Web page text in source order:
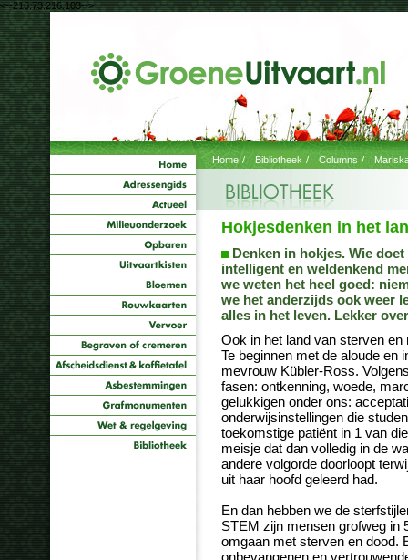
<--216.73.216.103-->
Home / Bibliotheek / Columns /
Hokjesdenken in het
Denken in hokjes. Wie
intelligent en weldenkend
we weten het heel goed:
we het anderzijds ook weer
alles in het leven. Lekker
Ook in het land van sterven
Te beginnen met de aloude en
mevrouw Kübler-Ross.
fasen: ontkenning, woede,
gelukkigen onder ons:
onderwijsinstellingen die
toekomstige patiënt in 1 van
meisje dat dan volledig in de
andere volgorde doorloopt
uit haar hoofd geleerd had.
En dan hebben we de
STEM zijn mensen grofweg in
omgaan met sterven en dood.